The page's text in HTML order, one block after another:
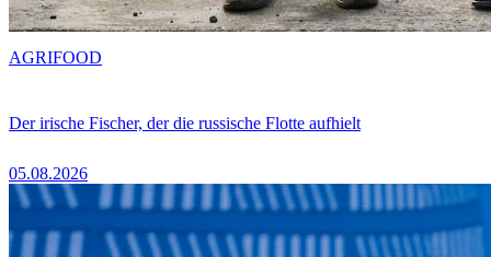
Der irische Fischer, der die russische Flotte aufhielt
05.08.2026
AGRIFOOD